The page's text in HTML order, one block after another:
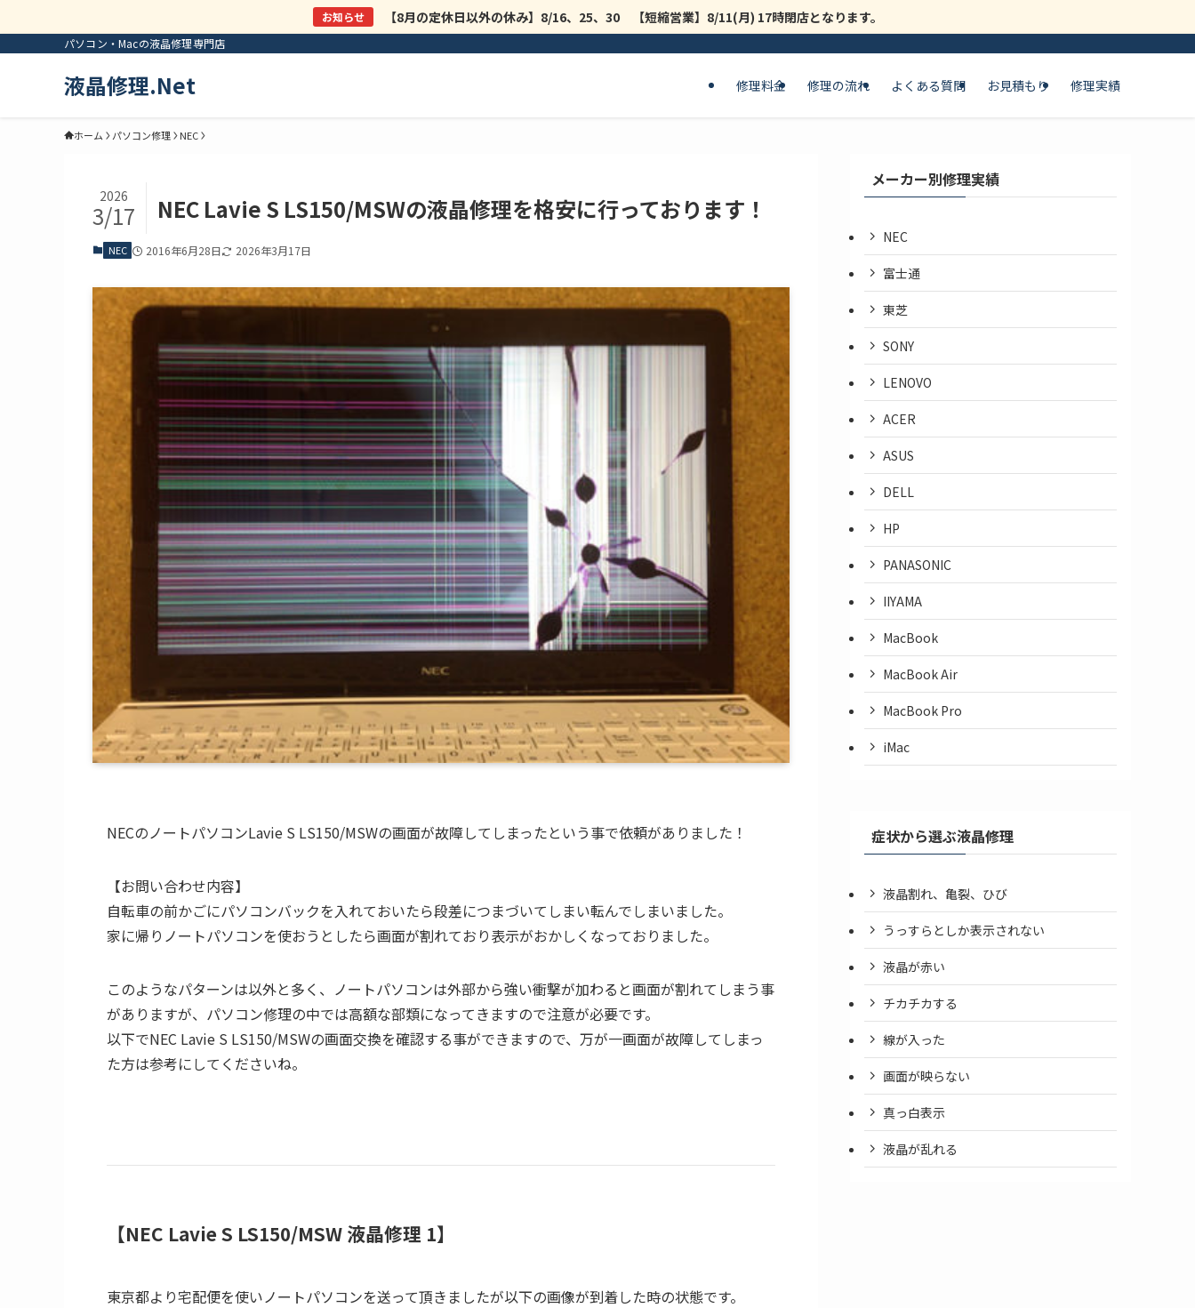
【8月の定休日以外の休み】8/16、25、30 【短縮営業】8/11(月) 17時閉店となります。
パソコン・Macの液晶修理専門店
液晶修理.Net 修理料金 修理の流れ よくある質問 お見積もり 修理実績
ホーム パソコン修理 NEC
NEC Lavie S LS150/MSWの液晶修理を格安に行っております！
2026
3/17
NEC 2016年6月28日 2026年3月17日
NECのノートパソコンLavie S LS150/MSWの画面が故障してしまったという事で依頼がありました！
【お問い合わせ内容】
自転車の前かごにパソコンバックを入れておいたら段差につまづいてしまい転んでしまいました。
家に帰りノートパソコンを使おうとしたら画面が割れており表示がおかしくなっておりました。
このようなパターンは以外と多く、ノートパソコンは外部から強い衝撃が加わると画面が割れてしまう事
がありますが、パソコン修理の中では高額な部類になってきますので注意が必要です。
以下でNEC Lavie S LS150/MSWの画面交換を確認する事ができますので、万が一画面が故障してしまっ
た方は参考にしてくださいね。
【NEC Lavie S LS150/MSW 液晶修理 1】
東京都より宅配便を使いノートパソコンを送って頂きましたが以下の画像が到着した時の状態です。
メーカー別修理実績
NEC
富士通
東芝
SONY
LENOVO
ACER
ASUS
DELL
HP
PANASONIC
IIYAMA
MacBook
MacBook Air
MacBook Pro
iMac
症状から選ぶ液晶修理
液晶割れ、亀裂、ひび
うっすらとしか表示されない
液晶が赤い
チカチカする
線が入った
画面が映らない
真っ白表示
液晶が乱れる